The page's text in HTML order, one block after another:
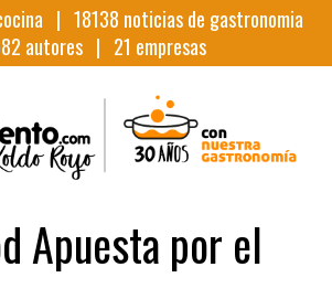
| 18138 noticias de gastronomia
autores | 21 empresas
Apuesta por el